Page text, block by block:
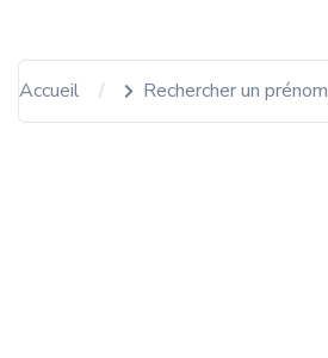
Accueil Rechercher un prénom